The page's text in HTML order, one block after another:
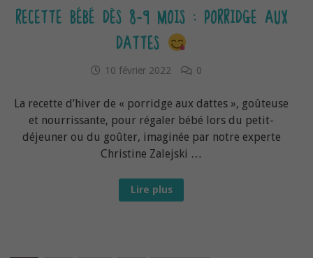
RECETTE BÉBÉ DÈS 8-9 MOIS : PORRIDGE AUX
DATTES
10 février 2022 0
La recette d’hiver de « porridge aux dattes », goûteuse
et nourrissante, pour régaler bébé lors du petit-
déjeuner ou du goûter, imaginée par notre experte
Christine Zalejski …
Recette
bébé
dès
Lire plus